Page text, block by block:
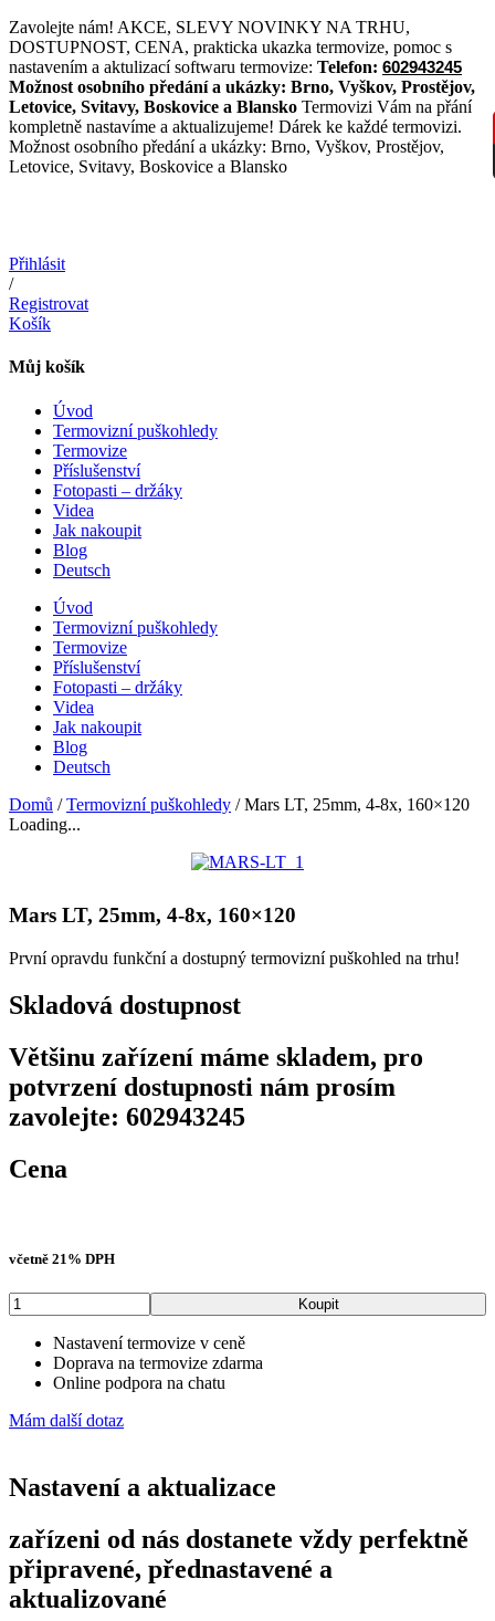
Přejít
k
obsahu
Zavolejte nám! AKCE, SLEVY NOVINKY NA TRHU,
DOSTUPNOST, CENA, prakticka ukazka termovize, pomoc s
nastavením a aktulizací softwaru termovize: Telefon: 602943245
Možnost osobního předání a ukázky: Brno, Vyškov, Prostějov,
Letovice, Svitavy, Boskovice a Blansko Termovizi Vám na přání
kompletně nastavíme a aktualizujeme! Dárek ke každé termovizi.
Možnost osobního předání a ukázky: Brno, Vyškov, Prostějov,
Letovice, Svitavy, Boskovice a Blansko
Přihlásit
/
Registrovat
Košík
Můj košík
Úvod
Termovizní puškohledy
Termovize
Příslušenství
Fotopasti – držáky
Videa
Jak nakoupit
Blog
Deutsch
Úvod
Termovizní puškohledy
Termovize
Příslušenství
Fotopasti – držáky
Videa
Jak nakoupit
Blog
Deutsch
Domů /Termovizní puškohledy / Mars LT, 25mm, 4-8x, 160×120
Loading...
Mars LT, 25mm, 4-8x, 160×120
První opravdu funkční a dostupný termovizní puškohled na trhu!
Skladová dostupnost
Většinu zařízení máme skladem, pro
potvrzení dostupnosti nám prosím
zavolejte: 602943245
Cena
byla:
970 Kč
je:
376 Kč
včetně 21% DPH
Mars
LT,
25mm,
množství
Koupit
Nastavení termovize v ceně
Doprava na termovize zdarma
Online podpora na chatu
Mám další dotaz
Nastavení a aktualizace
zařízeni od nás dostanete vždy perfektně
připravené, přednastavené a
aktualizované